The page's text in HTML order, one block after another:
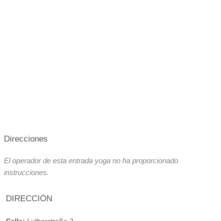
Direcciones
El operador de esta entrada yoga no ha proporcionado
instrucciones.
DIRECCIÓN